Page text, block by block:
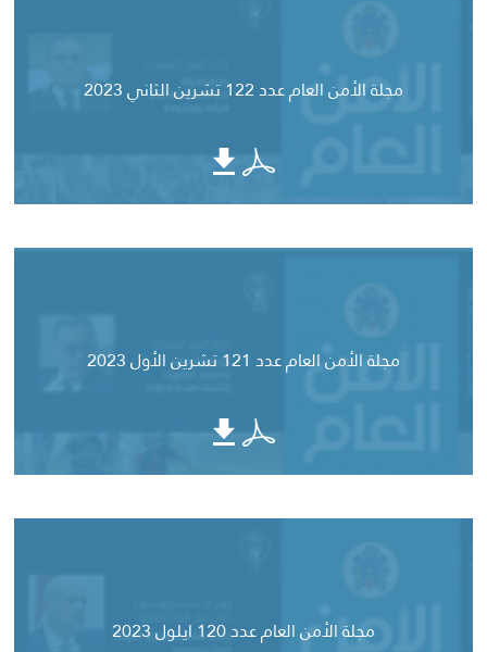
مجلة الأمن العام عدد 122 تشرين الثاني 2023
مجلة الأمن العام عدد 121 تشرين الأول 2023
مجلة الأمن العام عدد 120 ايلول 2023